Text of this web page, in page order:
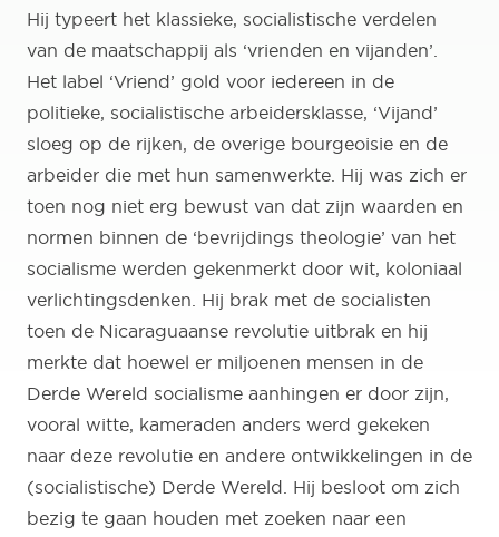
Hij typeert het klassieke, socialistische verdelen
van de maatschappij als ‘vrienden en vijanden’.
Het label ‘Vriend’ gold voor iedereen in de
politieke, socialistische arbeidersklasse, ‘Vijand’
sloeg op de rijken, de overige bourgeoisie en de
arbeider die met hun samenwerkte. Hij was zich er
toen nog niet erg bewust van dat zijn waarden en
normen binnen de ‘bevrijdings theologie’ van het
socialisme werden gekenmerkt door wit, koloniaal
verlichtingsdenken. Hij brak met de socialisten
toen de Nicaraguaanse revolutie uitbrak en hij
merkte dat hoewel er miljoenen mensen in de
Derde Wereld socialisme aanhingen er door zijn,
vooral witte, kameraden anders werd gekeken
naar deze revolutie en andere ontwikkelingen in de
(socialistische) Derde Wereld. Hij besloot om zich
bezig te gaan houden met zoeken naar een